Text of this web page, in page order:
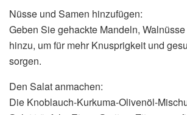
Nüsse und Samen hinzufügen:
Geben Sie gehackte Mandeln,
hinzu, um für mehr Knusprigkeit und
sorgen.
Den Salat anmachen:
Die Knoblauch-Kurkuma-Olivenöl-